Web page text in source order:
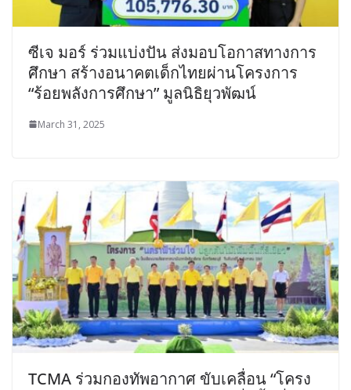
ซีเจ มอร์ ร่วมแบ่งปัน ส่งมอบโอกาสทางการ
ศึกษา สร้างอนาคตเด็กไทยผ่านโครงการ
“ร้อยพลังการศึกษา” มูลนิธิยุวพัฒน์
March 31, 2025
TCMA ร่วมกองทัพอากาศ ขับเคลื่อน “โครง